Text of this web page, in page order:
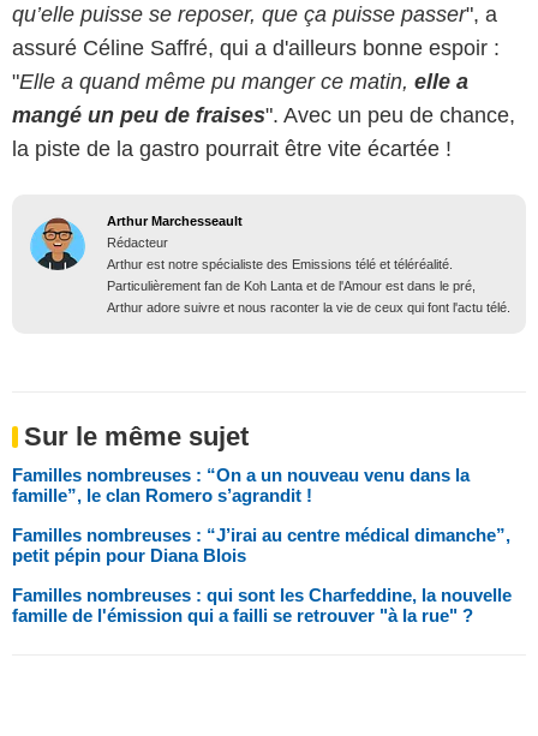
qu’elle puisse se reposer, que ça puisse passer", a
assuré Céline Saffré, qui a d'ailleurs bonne espoir :
"Elle a quand même pu manger ce matin, elle a
mangé un peu de fraises". Avec un peu de chance,
la piste de la gastro pourrait être vite écartée !
Arthur Marchesseault
Rédacteur
Arthur est notre spécialiste des Emissions télé et téléréalité.
Particulièrement fan de Koh Lanta et de l'Amour est dans le pré,
Arthur adore suivre et nous raconter la vie de ceux qui font l'actu télé.
Sur le même sujet
Familles nombreuses : “On a un nouveau venu dans la
famille”, le clan Romero s’agrandit !
Familles nombreuses : “J’irai au centre médical dimanche”,
petit pépin pour Diana Blois
Familles nombreuses : qui sont les Charfeddine, la nouvelle
famille de l'émission qui a failli se retrouver "à la rue" ?